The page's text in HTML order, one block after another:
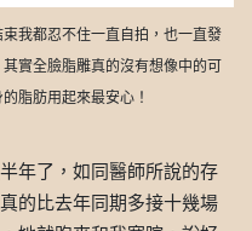
我都忍不住一直自拍，也一直發
實全臉脂雕真的沒有想像中的可
脂肪用起來最安心！
年了，如同醫師所說的存
的比去年同期多接十幾場